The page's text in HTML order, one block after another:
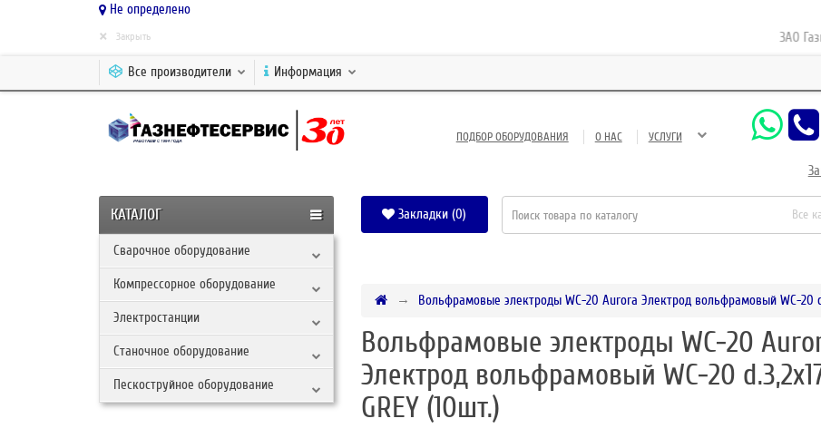
Не определено
ЗАО
× Закрыть
Все производители Информация
ПОДБОР ОБОРУДОВАНИЯ О НАС УСЛУГИ
КАТАЛОГ
Сварочное оборудование
Компрессорное оборудование
Электростанции
Станочное оборудование
Пескоструйное оборудование
Закладки (0) Все
Вольфрамовые электроды WC-20 Aurora Электрод вольфрамовый WC-20
Вольфрамовые электроды WC-20
Электрод вольфрамовый WC-20
GREY (10шт.)